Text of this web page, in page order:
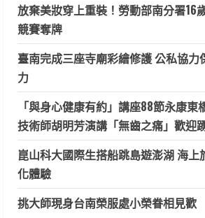
放棄美妝穿上重裝！勞動部南分署16
競賽奪牌
臺南完成三座寺廟彩繪修護 公私協力
力
「與身心健康有約」講座88節永康
技術師胡明芳演講「無齒之痛」歡迎
崑山科大國際生搭船跳島遊澎湖 海上
化體驗
挑大師現身台南榮服處小榮眷相見歡